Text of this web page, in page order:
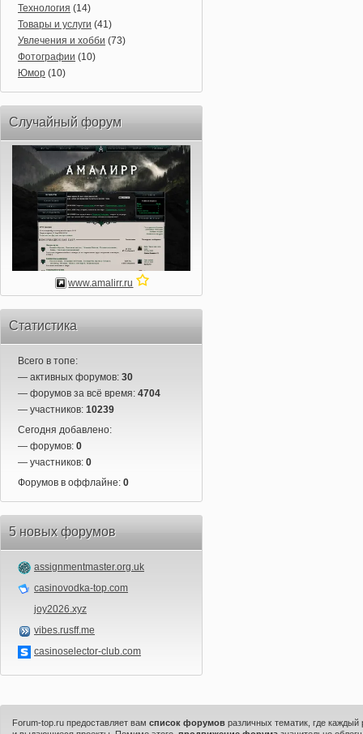
Технология (14)
Товары и услуги (41)
Увлечения и хобби (73)
Фотографии (10)
Юмор (10)
Случайный форум
www.amalirr.ru
Статистика
Всего в топе:
— активных форумов: 30
— форумов за всё время: 4704
— участников: 10239
Сегодня добавлено:
— форумов: 0
— участников: 0
Форумов в оффлайне: 0
5 новых форумов
assignmentmaster.org.uk
casinovodka-top.com
joy2026.xyz
vibes.rusff.me
casinoselector-club.com
Forum-top.ru предоставляет вамсписок форумов различных тематик, где